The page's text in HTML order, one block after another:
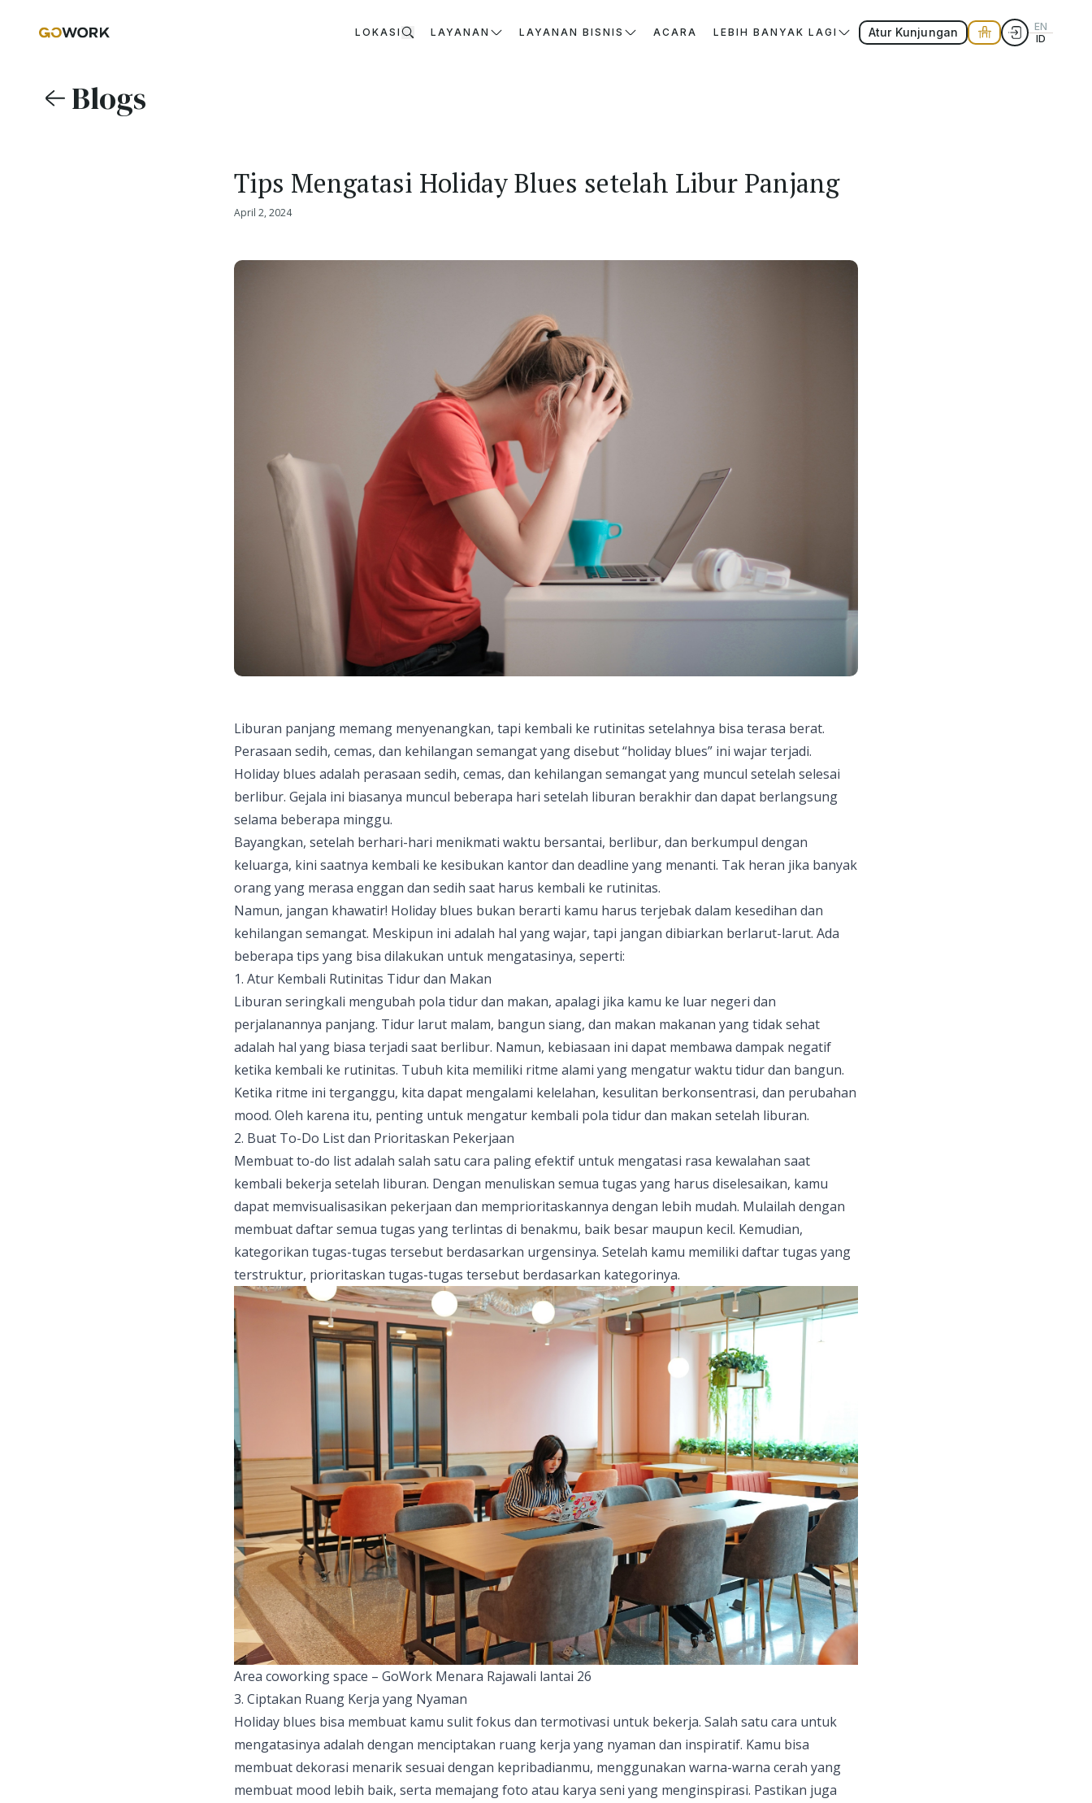
LOKASI LAYANAN LAYANAN BISNIS ACARA LEBIH BANYAK LAGI Atur Kunjungan
EN
ID
Blogs
Tips Mengatasi Holiday Blues setelah Libur Panjang
April 2, 2024
Liburan panjang memang menyenangkan, tapi kembali ke rutinitas setelahnya bisa terasa berat.
Perasaan sedih, cemas, dan kehilangan semangat yang disebut “holiday blues” ini wajar terjadi.
Holiday blues adalah perasaan sedih, cemas, dan kehilangan semangat yang muncul setelah selesai
berlibur. Gejala ini biasanya muncul beberapa hari setelah liburan berakhir dan dapat berlangsung
selama beberapa minggu.
Bayangkan, setelah berhari-hari menikmati waktu bersantai, berlibur, dan berkumpul dengan
keluarga, kini saatnya kembali ke kesibukan kantor dan deadline yang menanti. Tak heran jika banyak
orang yang merasa enggan dan sedih saat harus kembali ke rutinitas.
Namun, jangan khawatir! Holiday blues bukan berarti kamu harus terjebak dalam kesedihan dan
kehilangan semangat. Meskipun ini adalah hal yang wajar, tapi jangan dibiarkan berlarut-larut. Ada
beberapa tips yang bisa dilakukan untuk mengatasinya, seperti:
1. Atur Kembali Rutinitas Tidur dan Makan
Liburan seringkali mengubah pola tidur dan makan, apalagi jika kamu ke luar negeri dan
perjalanannya panjang. Tidur larut malam, bangun siang, dan makan makanan yang tidak sehat
adalah hal yang biasa terjadi saat berlibur. Namun, kebiasaan ini dapat membawa dampak negatif
ketika kembali ke rutinitas. Tubuh kita memiliki ritme alami yang mengatur waktu tidur dan bangun.
Ketika ritme ini terganggu, kita dapat mengalami kelelahan, kesulitan berkonsentrasi, dan perubahan
mood. Oleh karena itu, penting untuk mengatur kembali pola tidur dan makan setelah liburan.
2. Buat To-Do List dan Prioritaskan Pekerjaan
Membuat to-do list adalah salah satu cara paling efektif untuk mengatasi rasa kewalahan saat
kembali bekerja setelah liburan. Dengan menuliskan semua tugas yang harus diselesaikan, kamu
dapat memvisualisasikan pekerjaan dan memprioritaskannya dengan lebih mudah. Mulailah dengan
membuat daftar semua tugas yang terlintas di benakmu, baik besar maupun kecil. Kemudian,
kategorikan tugas-tugas tersebut berdasarkan urgensinya. Setelah kamu memiliki daftar tugas yang
terstruktur, prioritaskan tugas-tugas tersebut berdasarkan kategorinya.
Area coworking space – GoWork Menara Rajawali lantai 26
3. Ciptakan Ruang Kerja yang Nyaman
Holiday blues bisa membuat kamu sulit fokus dan termotivasi untuk bekerja. Salah satu cara untuk
mengatasinya adalah dengan menciptakan ruang kerja yang nyaman dan inspiratif. Kamu bisa
membuat dekorasi menarik sesuai dengan kepribadianmu, menggunakan warna-warna cerah yang
membuat mood lebih baik, serta memajang foto atau karya seni yang menginspirasi. Pastikan juga